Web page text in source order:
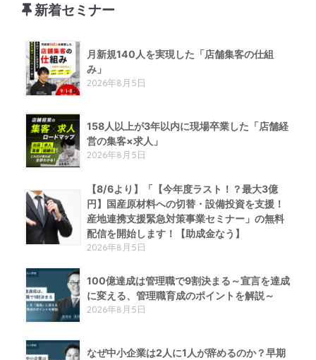
新着セミナー
月新規140人を実現した「店舗集客の仕組
み」
2026年8月5日
158人以上が3年以内に現場卒業した「店舗経
営の集客×求人」
2026年8月5日
【8/6より】「【今年度ラスト！？最大3億
円】国産原材料への切替・設備投資を支援！
産地連携支援緊急対策事業セミナー」の無料
配信を開始します！【助成金なう】
2026年8月5日
100億達成は管理職で9割決まる～宣言を達成
に変える、管理職育成のポイントを解説～
2026年8月5日
なぜ中小企業は2人に1人が辞めるのか？早期